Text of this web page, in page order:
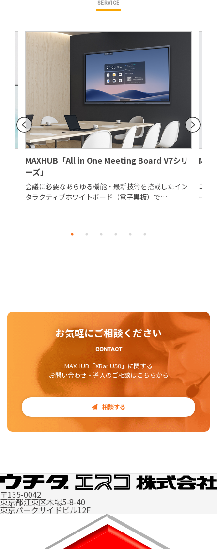
SERVICE
MAXHUB「All in One Meeting Board V7シリ
ーズ」
会議に必要なあらゆる機能・最新技術を搭載したイン
タラクティブホワイトボード（電子黒板）で…
コス
ーモ
お気軽にご相談ください
CONTACT
MAXHUB「XBar U50」に関する
お問い合わせ・導入のご相談はこちらから
相談する
〒135-0042
東京都江東区木場5-8-40
東京パークサイドビル12F